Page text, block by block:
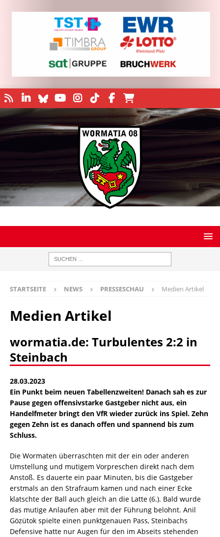
STARTSEITE NEWS PRESSESCHAU Medien Artikel
Medien Artikel
wormatia.de: Turbulentes 2:2 in
Steinbach
28.03.2023
Ein Punkt beim neuen Tabellenzweiten! Danach sah es zur
Pause gegen offensivstarke Gastgeber nicht aus, ein
Handelfmeter bringt den VfR wieder zurück ins Spiel. Zehn
gegen Zehn ist es danach offen und spannend bis zum
Schluss.
Die Wormaten überraschten mit der ein oder anderen
Umstellung und mutigem Vorpreschen direkt nach dem
Anstoß. Es dauerte ein paar Minuten, bis die Gastgeber
erstmals an den Strafraum kamen und nach einer Ecke
klatschte der Ball auch gleich an die Latte (6.). Bald wurde
das mutige Anlaufen aber mit der Führung belohnt. Anil
Gözütok spielte einen punktgenauen Pass, Steinbachs
Defensive hatte nur Augen für den im Abseits stehenden